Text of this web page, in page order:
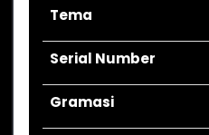
Tema
Serial Number
Gramasi